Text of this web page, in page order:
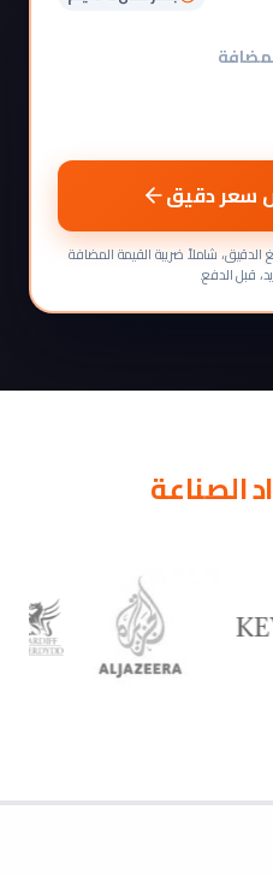
سعر دقيق
الدقيق، شاملاً ضريبة القيمة المضافة
قبل الدفع.
الصناعة